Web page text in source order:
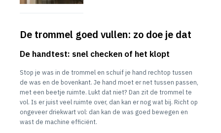
De trommel goed vullen: zo doe je dat
De handtest: snel checken of het klopt
Stop je was in de trommel en schuif je hand rechtop tussen
de was en de bovenkant. Je hand moet er net tussen passen,
met een beetje ruimte. Lukt dat niet? Dan zit de trommel te
vol. Is er juist veel ruimte over, dan kan er nog wat bij. Richt op
ongeveer driekwart vol: dan kan de was goed bewegen en
wast de machine efficiënt.